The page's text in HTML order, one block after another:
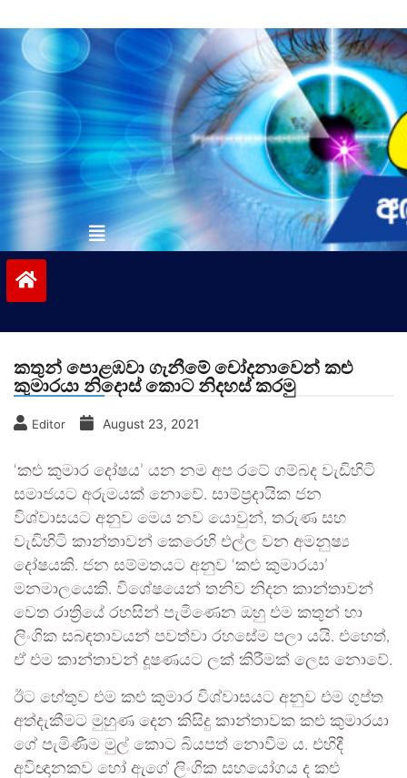
to
contentvinivida.lk
කතුන් පොළඹවා ගැනීමේ චෝදනාවෙන් කළු
කුමාරයා නිදොස් කොට නිදහස් කරමු
Editor August 23, 2021
‘කළු කුමාර දෝෂය’ යන නම අප රටේ ගම්බද වැඩිහිටි
සමාජයට අරුමයක් නොවේ. සාම්ප්‍රදායික ජන
විශ්වාසයට අනුව මෙය නව යොවුන්, තරුණ සහ
වැඩිහිටි කාන්තාවන් කෙරෙහි එල්ල වන අමනුෂ්‍ය
දෝෂයකි. ජන සම්මතයට අනුව ‘කළු කුමාරයා’
මනමාලයෙකි. විශේෂයෙන් තනිව නිදන කාන්තාවන්
වෙත රාත්‍රියේ රහසින් පැමිණෙන ඔහු එම කතුන් හා
ලිංගික සබඳතාවයන් පවත්වා රහසේම පලා යයි. එහෙත්,
ඒ එම කාන්තාවන් දූෂණයට ලක් කිරීමක් ලෙස නොවේ.
ඊට හේතුව එම කළු කුමාර විශ්වාසයට අනුව එම ගුප්ත
අත්දැකීමට මුහුණ දෙන කිසිදු කාන්තාවක කළු කුමාරයා
ගේ පැමිණීම මුල් කොට බියපත් නොවීම ය. එහිදී
අවිඥානකව හෝ ඇගේ ලිංගික සහයෝගය ද කළු